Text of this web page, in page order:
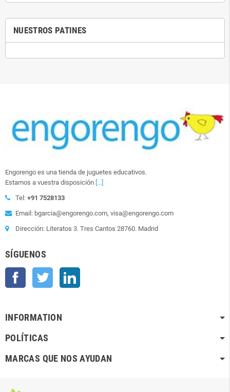
NUESTROS PATINES
Engorengo es una tienda de juguetes educativos.
Estamos a vuestra disposición [...]
Tel: +91 7528133
Email: bgarcia@engorengo.com, visa@engorengo.com
Dirección: Literatos 3. Tres Cantos 28760. Madrid
SÍGUENOS
Facebook Twitter
INFORMATION
POLÍTICAS
MARCAS QUE NOS AYUDAN